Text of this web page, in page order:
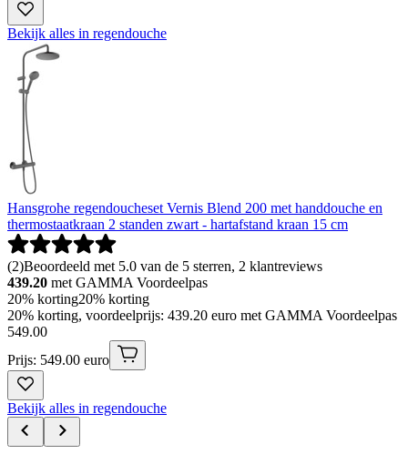
Bekijk alles in regendouche
Hansgrohe regendoucheset Vernis Blend 200 met handdouche en
thermostaatkraan 2 standen zwart - hartafstand kraan 15 cm
(2)Beoordeeld met 5.0 van de 5 sterren, 2 klantreviews
439.20 met GAMMA Voordeelpas
20% korting20% korting
20% korting, voordeelprijs: 439.20 euro met GAMMA Voordeelpas
549.00
Prijs: 549.00 euro
Bekijk alles in regendouche